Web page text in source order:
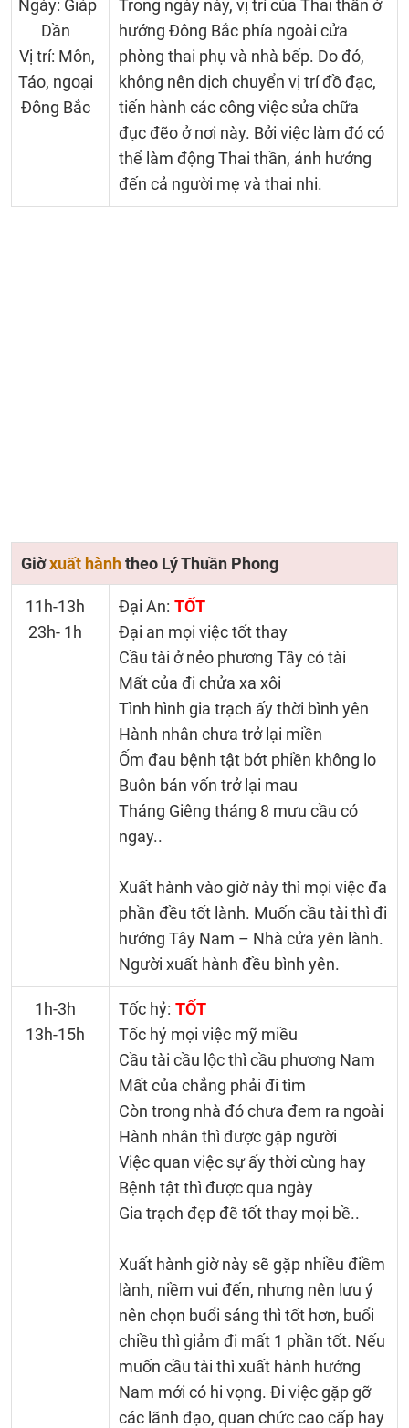
Ngày: Giáp
Dần
Vị trí: Môn,
Táo, ngoại
Đông Bắc
Trong ngày này, vị trí của Thai thần ở
hướng Đông Bắc phía ngoài cửa
phòng thai phụ và nhà bếp. Do đó,
không nên dịch chuyển vị trí đồ đạc,
tiến hành các công việc sửa chữa
đục đẽo ở nơi này. Bởi việc làm đó có
thể làm động Thai thần, ảnh hưởng
đến cả người mẹ và thai nhi.
Giờxuất hànhtheo Lý Thuần Phong
11h-13h
23h- 1h
Đại An: TỐT
Đại an mọi việc tốt thay
Cầu tài ở nẻo phương Tây có tài
Mất của đi chửa xa xôi
Tình hình gia trạch ấy thời bình yên
Hành nhân chưa trở lại miền
Ốm đau bệnh tật bớt phiền không lo
Buôn bán vốn trở lại mau
Tháng Giêng tháng 8 mưu cầu có
ngay..
Xuất hành vào giờ này thì mọi việc đa
phần đều tốt lành. Muốn cầu tài thì đi
hướng Tây Nam – Nhà cửa yên lành.
Người xuất hành đều bình yên.
1h-3h
13h-15h
Tốc hỷ: TỐT
Tốc hỷ mọi việc mỹ miều
Cầu tài cầu lộc thì cầu phương Nam
Mất của chẳng phải đi tìm
Còn trong nhà đó chưa đem ra ngoài
Hành nhân thì được gặp người
Việc quan việc sự ấy thời cùng hay
Bệnh tật thì được qua ngày
Gia trạch đẹp đẽ tốt thay mọi bề..
Xuất hành giờ này sẽ gặp nhiều điềm
lành, niềm vui đến, nhưng nên lưu ý
nên chọn buổi sáng thì tốt hơn, buổi
chiều thì giảm đi mất 1 phần tốt. Nếu
muốn cầu tài thì xuất hành hướng
Nam mới có hi vọng. Đi việc gặp gỡ
các lãnh đạo, quan chức cao cấp hay